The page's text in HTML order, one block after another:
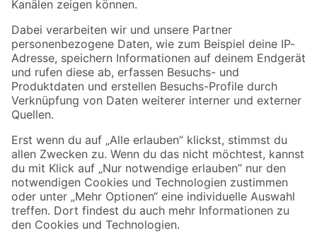
Folge uns
Zahlungsarten Versandarten
Sicher einkaufen
Jetzt die toom-App herunterladen